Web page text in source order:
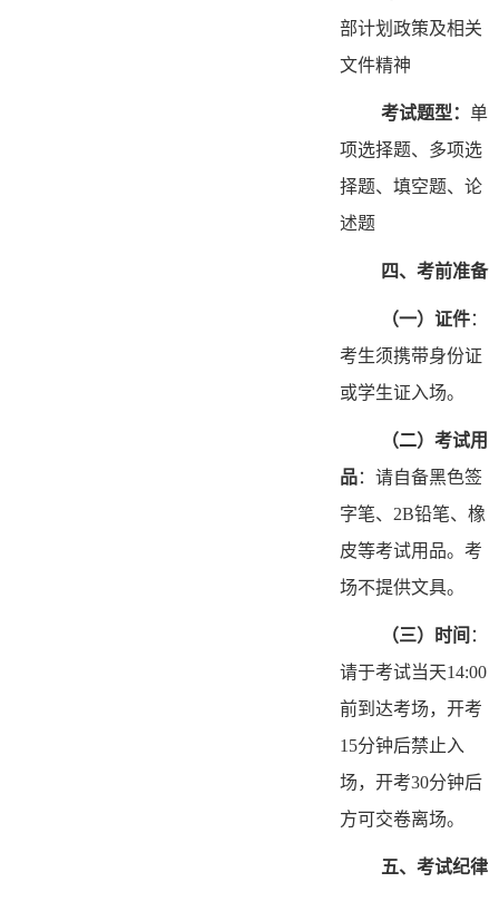
部计划政策及相关
文件精神
考试题型：单
项选择题、多项选
择题、填空题、论
述题
四、考前准备
（一）证件：
考生须携带身份证
或学生证入场。
（二）考试用
品：请自备黑色签
字笔、2B铅笔、橡
皮等考试用品。考
场不提供文具。
（三） 时间 ：
请于考试当天14:00
前到达考场，开考
15分钟后禁止入
场，开考30分钟后
方可交卷离场。
五、考试纪律